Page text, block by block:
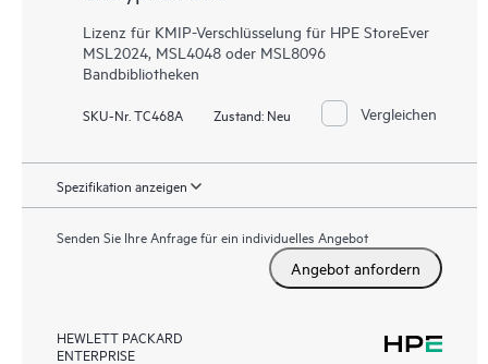
Lizenz für KMIP-Verschlüsselung für HPE StoreEver
MSL2024, MSL4048 oder MSL8096
Bandbibliotheken
SKU-Nr. TC468A Zustand: Neu Vergleichen
Spezifikation anzeigen
Senden Sie Ihre Anfrage für ein individuelles Angebot
Angebot anfordern
HEWLETT PACKARD
ENTERPRISE